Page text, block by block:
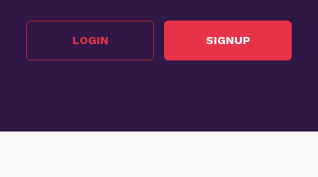
LOGIN SIGNUP